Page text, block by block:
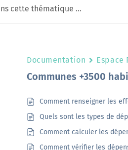
Différents supports vous
actualités, newsletter
En savoir
Documentation Espace
Communes +3500
Comment renseigner les
Quels sont les types de
Comment calculer les
Comment vérifier les